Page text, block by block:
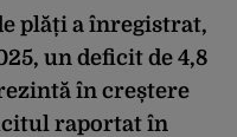
plăți a înregistrat,
un deficit de 4,8
în creștere
raportat în